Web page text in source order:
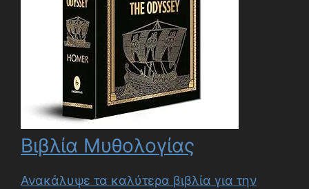
Βιβλία Μυθολογίας
Ανακάλυψε τα καλύτερα βιβλία για την